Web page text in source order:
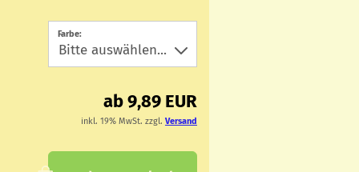
Farbe:
ab 9,89 EUR
inkl. 19% MwSt. zzgl. Versand